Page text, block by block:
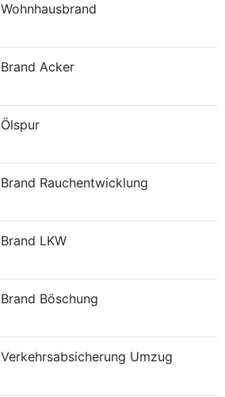
Wohnhausbrand
Brand Acker
Ölspur
Brand Rauchentwicklung
Brand LKW
Brand Böschung
Verkehrsabsicherung Umzug